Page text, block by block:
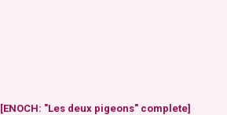
[ENOCH: "Les deux pigeons" complete]